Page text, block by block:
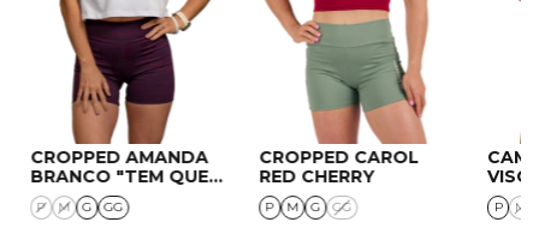
CROPPED AMANDA
BRANCO "TEM QUE
TER QUERENCIA"
P M G GG
CROPPED CAROL
RED CHERRY
P M G GG P M